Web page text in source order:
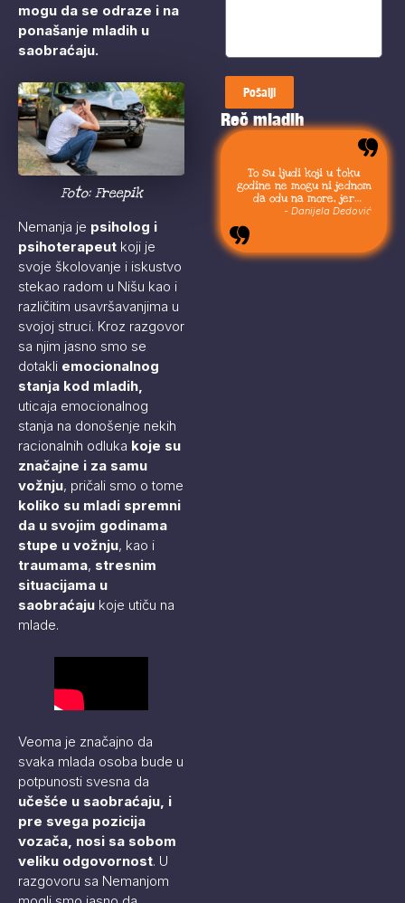
mogu da se odraze i na
ponašanje mladih u
saobraćaju.
Foto: Freepik
Nemanja je psiholog i
psihoterapeut koji je
svoje školovanje i iskustvo
stekao radom u Nišu kao i
različitim usavršavanjima u
svojoj struci. Kroz razgovor
sa njim jasno smo se
dotakli emocionalnog
stanja kod mladih,
uticaja emocionalnog
stanja na donošenje nekih
racionalnih odluka koje su
značajne i za samu
vožnju, pričali smo o tome
koliko su mladi spremni
da u svojim godinama
stupe u vožnju, kao i
traumama, stresnim
situacijama u
saobraćaju koje utiču na
mlade.
Veoma je značajno da
svaka mlada osoba bude u
potpunosti svesna da
učešće u saobraćaju, i
pre svega pozicija
vozača, nosi sa sobom
veliku odgovornost. U
razgovoru sa Nemanjom
Pošalji
Reč mladih
To su ljudi koji u toku
godine ne mogu ni jednom
da odu na more, jer
moraju da budu uvek sa
- Danijela Dedović